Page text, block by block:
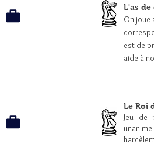
L'as de
On joue
est de
aide à
Le Roi
Jeu de